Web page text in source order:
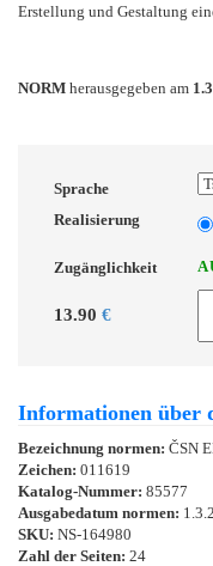
Erstellung und Gestaltung
NORM herausgegeben am
Sprache
Realisierung
Zugänglichkeit
13.90 €
Informationen über
Bezeichnung normen: ČSN
Zeichen: 011619
Katalog-Nummer: 85577
Ausgabedatum normen:
SKU: NS-164980
Zahl der Seiten: 24